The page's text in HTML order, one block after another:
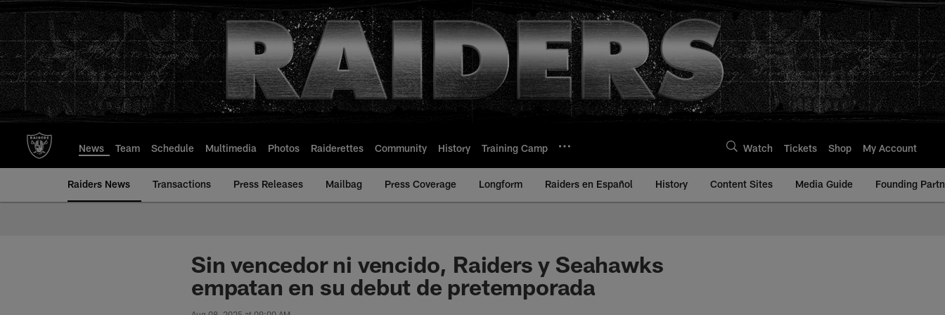
to
main
content
News Team Schedule Multimedia Photos Raiderettes Community History Training Camp Watch Tickets Shop My Account
Raiders News Transactions Press Releases Mailbag Press Coverage Longform Raiders en Español History Content Sites Media Guide Founding
Sin vencedor ni vencido, Raiders y Seahawks
empatan en su debut de pretemporada